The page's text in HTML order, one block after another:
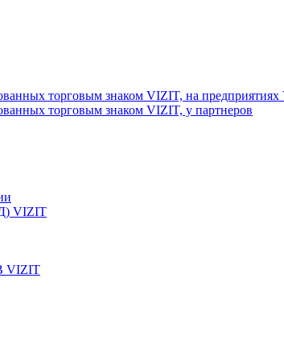
торговым знаком VIZIT, на
торговым знаком VIZIT, у партнеров
VIZIT